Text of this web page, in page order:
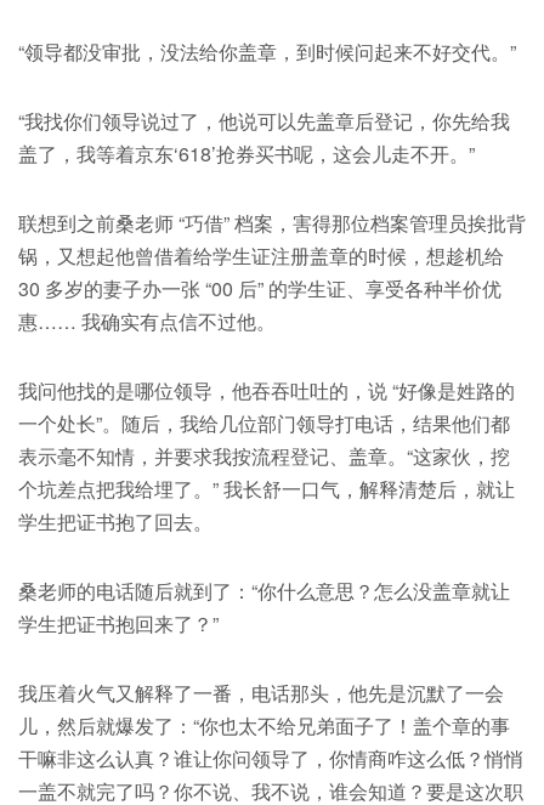
“领导都没审批，没法给你盖章，到时候问起来不好交代。”
“我找你们领导说过了，他说可以先盖章后登记，你先给我
盖了，我等着京东‘618’抢券买书呢，这会儿走不开。”
联想到之前桑老师 “巧借” 档案，害得那位档案管理员挨批背
锅，又想起他曾借着给学生证注册盖章的时候，想趁机给
30 多岁的妻子办一张 “00 后” 的学生证、享受各种半价优
惠…… 我确实有点信不过他。
我问他找的是哪位领导，他吞吞吐吐的，说 “好像是姓路的
一个处长”。随后，我给几位部门领导打电话，结果他们都
表示毫不知情，并要求我按流程登记、盖章。“这家伙，挖
个坑差点把我给埋了。” 我长舒一口气，解释清楚后，就让
学生把证书抱了回去。
桑老师的电话随后就到了：“你什么意思？怎么没盖章就让
学生把证书抱回来了？”
我压着火气又解释了一番，电话那头，他先是沉默了一会
儿，然后就爆发了：“你也太不给兄弟面子了！盖个章的事
干嘛非这么认真？谁让你问领导了，你情商咋这么低？悄悄
一盖不就完了吗？你不说、我不说，谁会知道？要是这次职